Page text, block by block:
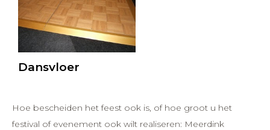
Dansvloer
Hoe bescheiden het feest ook is, of hoe groot u het
festival of evenement ook wilt realiseren: Meerdink